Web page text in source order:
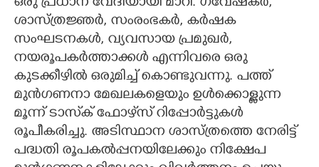
ശാസ്ത്രജ്ഞർ, സംരംഭകർ, കർഷക
സംഘടനകൾ, വ്യവസായ പ്രമുഖർ,
നയരൂപകർത്താക്കൾ എന്നിവരെ ഒരു
കുടക്കീഴിൽ ഒരുമിച്ച് കൊണ്ടുവന്നു. പത്ത്
മുൻഗണനാ മേഖലകളെയും ഉൾക്കൊള്ളുന്ന
മൂന്ന് ടാസ്‌ക് ഫോഴ്‌സ് റിപ്പോർട്ടുകൾ
രൂപീകരിച്ചു. അടിസ്ഥാന ശാസ്ത്രത്തെ നേരിട്ട്
പദ്ധതി രൂപകൽപ്പനയിലേക്കും നിക്ഷേപ
Share this link
Copy Link